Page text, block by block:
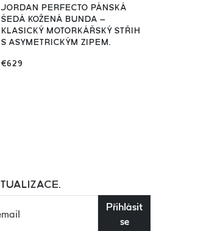
JORDAN PERFECTO PÁNSKÁ
ŠEDÁ KOŽENÁ BUNDA –
KLASICKÝ MOTORKÁŘSKÝ STŘIH
S ASYMETRICKÝM ZIPEM.
€629
Přihlásit
se